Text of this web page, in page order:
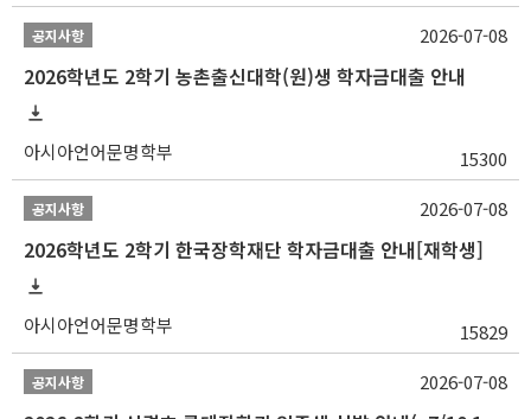
공지사항
2026학년도 2학기 농촌출신대학(원)생 학자금대출 안내
아시아언어문명학부 15300
2026-07-08
공지사항
2026학년도 2학기 한국장학재단 학자금대출 안내[재학생]
아시아언어문명학부 15829
2026-07-08
공지사항 2026-07-08